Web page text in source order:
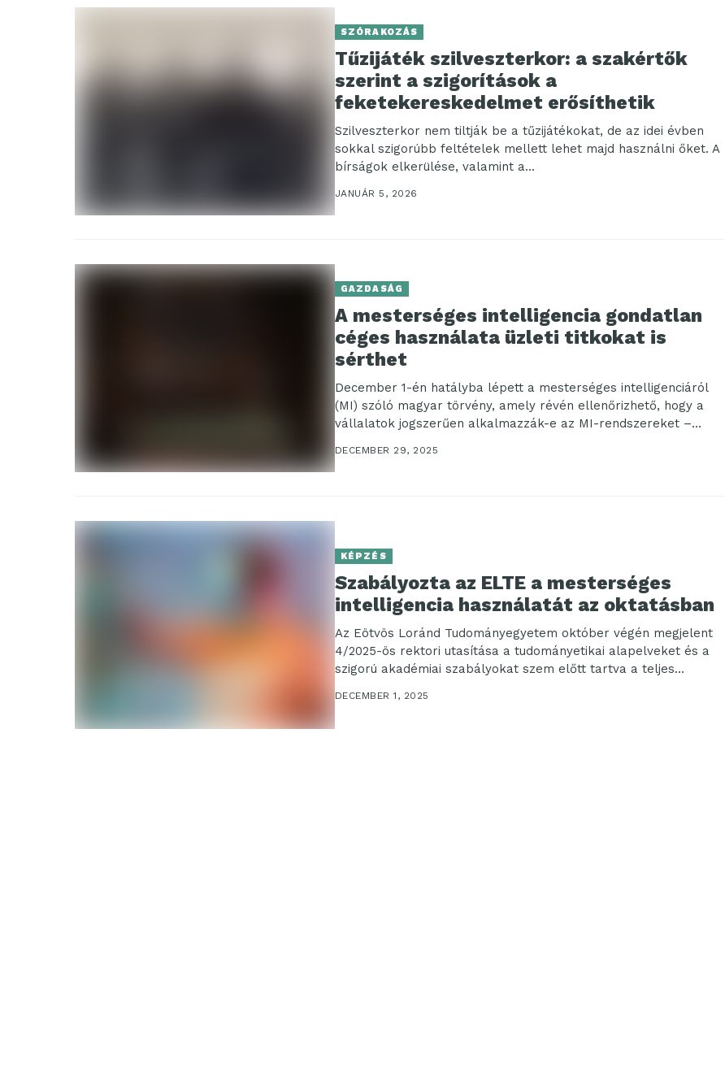
SZÓRAKOZÁS
Tűzijáték szilveszterkor: a szakértők
szerint a szigorítások a
feketekereskedelmet erősíthetik
Szilveszterkor nem tiltják be a tűzijátékokat, de az idei évben
sokkal szigorúbb feltételek mellett lehet majd használni őket. A
bírságok elkerülése, valamint a...
JANUÁR 5, 2026
GAZDASÁG
A mesterséges intelligencia gondatlan
céges használata üzleti titkokat is
sérthet
December 1-én hatályba lépett a mesterséges intelligenciáról
(MI) szóló magyar törvény, amely révén ellenőrizhető, hogy a
vállalatok jogszerűen alkalmazzák-e az MI-rendszereket –
DECEMBER 29, 2025
KÉPZÉS
Szabályozta az ELTE a mesterséges
intelligencia használatát az oktatásban
Az Eötvös Loránd Tudományegyetem október végén megjelent
4/2025-ös rektori utasítása a tudományetikai alapelveket és a
szigorú akadémiai szabályokat szem előtt tartva a teljes...
DECEMBER 1, 2025